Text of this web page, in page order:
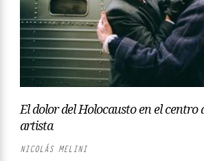
El dolor del Holocausto en el centro
artista
NICOLÁS MELINI